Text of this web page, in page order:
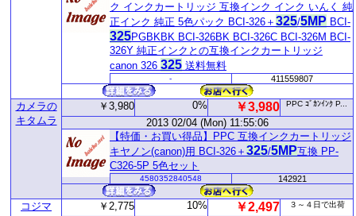
ク インクカートリッジ 互換インク インク いんく 純
正インク 純正 5色パック BCI-326＋ 325/5MP BCI-
325PGBKBK BCI-326BK BCI-326C BCI-326M BCI-
326Y 純正インクとの互換インクカートリッジ
canon 326 325 送料無料
- 411559807
カメラの
キタムラ
￥3,980 0% ￥3,980 PPC ｺﾞｶﾝｲﾝｸ P...
2013 02/04 (Mon) 11:55:06
【特価・お買い得品】PPC 互換インクカートリッジ
キヤノン(canon)用 BCI-326＋ 325/5MP互換 PP-
C326-5P 5色セット
4580352840548 142921
コジマ ￥2,775 10% ￥2,497 ３～４日で出荷